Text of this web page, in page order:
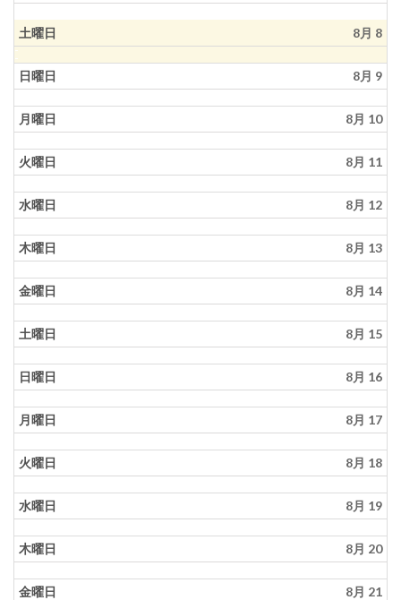
土曜日 8月 8
日曜日 8月 9
月曜日 8月 10
火曜日 8月 11
水曜日 8月 12
木曜日 8月 13
金曜日 8月 14
土曜日 8月 15
日曜日 8月 16
月曜日 8月 17
火曜日 8月 18
水曜日 8月 19
木曜日 8月 20
金曜日 8月 21